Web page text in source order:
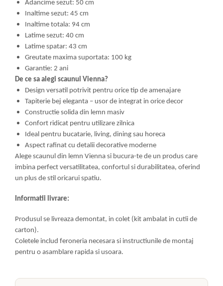
Adancime sezut: 50 cm
Inaltime sezut: 45 cm
Inaltime totala: 94 cm
Latime sezut: 40 cm
Latime spatar: 43 cm
Greutate maxima suportata: 100 kg
Garantie: 2 ani
De ce sa alegi scaunul Vienna?
Design versatil potrivit pentru orice tip de amenajare
Tapiterie bej eleganta – usor de integrat in orice decor
Constructie solida din lemn masiv
Confort ridicat pentru utilizare zilnica
Ideal pentru bucatarie, living, dining sau horeca
Aspect rafinat cu detalii decorative moderne
Alege scaunul din lemn Vienna si bucura-te de un produs care
imbina perfect versatilitatea, confortul si durabilitatea, oferind
un plus de stil oricarui spatiu.
Informatii livrare:
Produsul se livreaza demontat, in colet (kit ambalat in cutii de
carton).
Coletele includ feroneria necesara si instructiunile de montaj
pentru o asamblare rapida si usoara.